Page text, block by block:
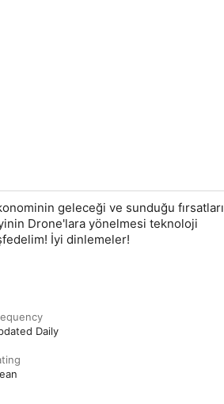
geleceği ve sunduğu fırsatları
Drone'lara yönelmesi teknoloji
İyi dinlemeler!
Daily